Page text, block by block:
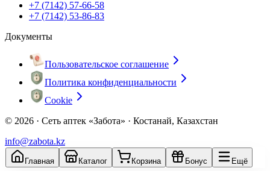
+7 (7142) 57-66-58
+7 (7142) 53-86-83
Документы
Пользовательское соглашение
Политика конфиденциальности
Cookie
© 2026 · Сеть аптек «Забота» · Костанай, Казахстан
info@zabota.kz
Главная Каталог Корзина Бонус Ещё